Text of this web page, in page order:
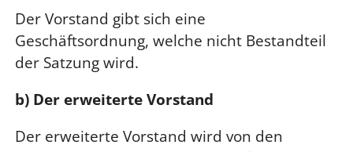
Der Vorstand gibt sich eine
Geschäftsordnung, welche nicht Bestandteil
der Satzung wird.
b) Der erweiterte Vorstand
Der erweiterte Vorstand wird von den